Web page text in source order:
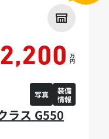
ラス G550
2,200 万
円
写真
装備
情報